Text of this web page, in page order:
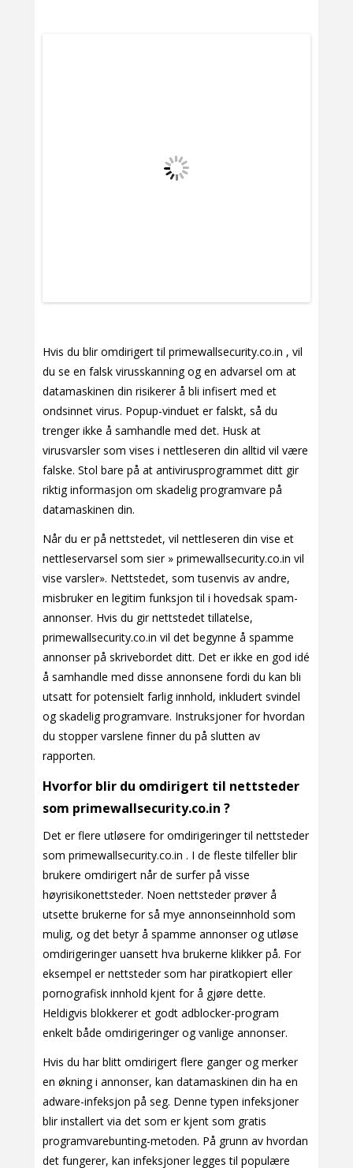
Hvis du blir omdirigert til primewallsecurity.co.in , vil
du se en falsk virusskanning og en advarsel om at
datamaskinen din risikerer å bli infisert med et
ondsinnet virus. Popup-vinduet er falskt, så du
trenger ikke å samhandle med det. Husk at
virusvarsler som vises i nettleseren din alltid vil være
falske. Stol bare på at antivirusprogrammet ditt gir
riktig informasjon om skadelig programvare på
datamaskinen din.
Når du er på nettstedet, vil nettleseren din vise et
nettleservarsel som sier » primewallsecurity.co.in vil
vise varsler». Nettstedet, som tusenvis av andre,
misbruker en legitim funksjon til i hovedsak spam-
annonser. Hvis du gir nettstedet tillatelse,
primewallsecurity.co.in vil det begynne å spamme
annonser på skrivebordet ditt. Det er ikke en god idé
å samhandle med disse annonsene fordi du kan bli
utsatt for potensielt farlig innhold, inkludert svindel
og skadelig programvare. Instruksjoner for hvordan
du stopper varslene finner du på slutten av
rapporten.
Hvorfor blir du omdirigert til nettsteder
som primewallsecurity.co.in ?
Det er flere utløsere for omdirigeringer til nettsteder
som primewallsecurity.co.in . I de fleste tilfeller blir
brukere omdirigert når de surfer på visse
høyrisikonettsteder. Noen nettsteder prøver å
utsette brukerne for så mye annonseinnhold som
mulig, og det betyr å spamme annonser og utløse
omdirigeringer uansett hva brukerne klikker på. For
eksempel er nettsteder som har piratkopiert eller
pornografisk innhold kjent for å gjøre dette.
Heldigvis blokkerer et godt adblocker-program
enkelt både omdirigeringer og vanlige annonser.
Hvis du har blitt omdirigert flere ganger og merker
en økning i annonser, kan datamaskinen din ha en
adware-infeksjon på seg. Denne typen infeksjoner
blir installert via det som er kjent som gratis
programvarebunting-metoden. På grunn av hvordan
det fungerer, kan infeksjoner legges til populære